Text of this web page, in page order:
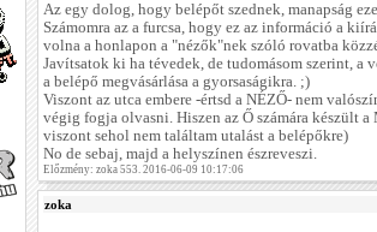
Az egy dolog, hogy belépőt szednek, manapság
Számomra az a furcsa, hogy ez az információ a
volna a honlapon a "nézők"nek szóló rovatba
Javítsatok ki ha tévedek, de tudomásom szerint, a
a belépő megvásárlása a gyorsaságikra. ;)
Viszont az utca embere -értsd a NÉZŐ- nem
végig fogja olvasni. Hiszen az Ő számára készült a
viszont sehol nem találtam utalást a belépőkre)
No de sebaj, majd a helyszínen észreveszi.
Előzmény: zoka 553. 2016-06-09 10:17:06
zoka